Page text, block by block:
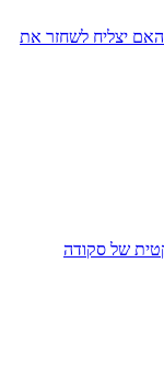
חדש. האם יצליח לשחזר את
של סקודה